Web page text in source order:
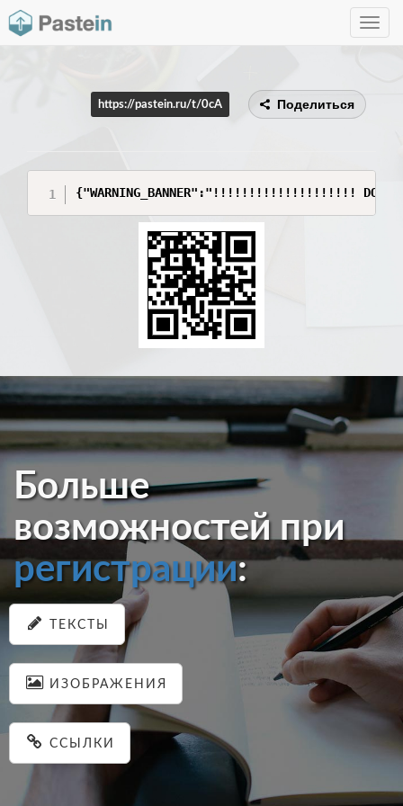
Toggle
https://pastein.ru/t/0cA Поделиться
{"WARNING_BANNER":"!!!!!!!!!!!!!!!!!!!! DO NOT SHARE
Больше
возможностей при
регистрации:
ТЕКСТЫ
ИЗОБРАЖЕНИЯ
ССЫЛКИ